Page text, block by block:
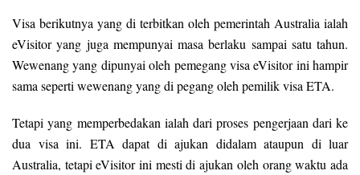
Visa berikutnya yang di terbitkan oleh pemerintah Australia ialah
eVisitor yang juga mempunyai masa berlaku sampai satu tahun.
Wewenang yang dipunyai oleh pemegang visa eVisitor ini hampir
sama seperti wewenang yang di pegang oleh pemilik visa ETA.
Tetapi yang memperbedakan ialah dari proses pengerjaan dari ke
dua visa ini. ETA dapat di ajukan didalam ataupun di luar
Australia, tetapi eVisitor ini mesti di ajukan oleh orang waktu ada